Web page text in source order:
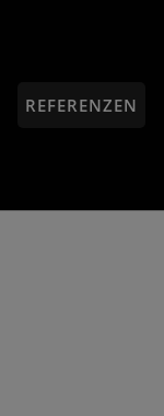
REFERENZEN